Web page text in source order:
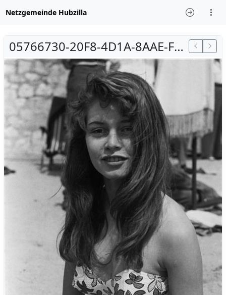
Netzgemeinde Hubzilla
05766730-20F8-4D1A-8AAE-F541E1B6DC51.jpeg